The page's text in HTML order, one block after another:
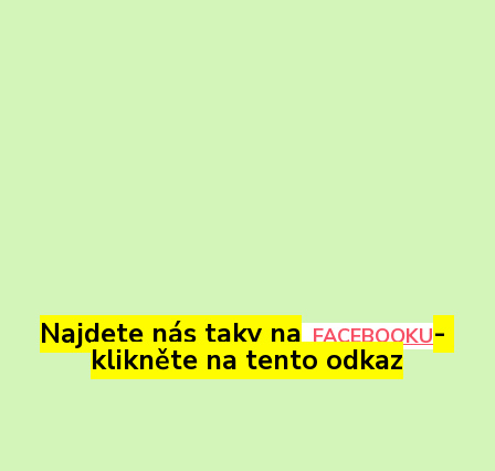
Najdete nás taky na FACEBOOKU-
klikněte na tento odkaz